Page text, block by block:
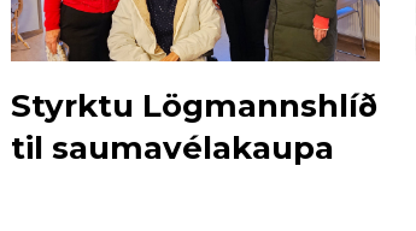
Styrktu Lögmannshlíð
til saumavélakaupa